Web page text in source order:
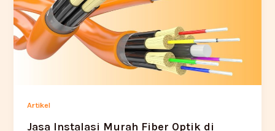
Artikel
Jasa Instalasi Murah Fiber Optik di